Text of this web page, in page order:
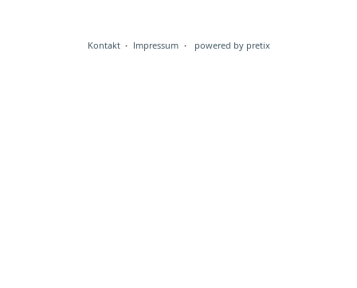
Kontakt Impressum powered by pretix